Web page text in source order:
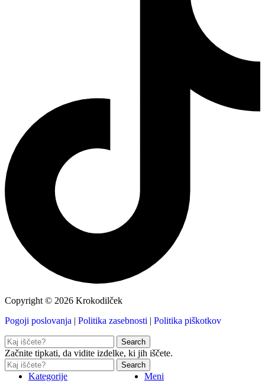
Copyright © 2026 Krokodilček
Pogoji poslovanja | Politika zasebnosti | Politika piškotkov
Search
Začnite tipkati, da vidite izdelke, ki jih iščete.
Search
Kategorije
Meni